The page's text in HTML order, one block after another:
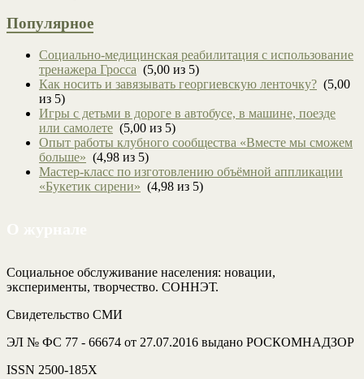
Популярное
Социально-медицинская реабилитация с использование
тренажера Гросса (5,00 из 5)
Как носить и завязывать георгиевскую ленточку? (5,00
из 5)
Игры с детьми в дороге в автобусе, в машине, поезде
или самолете (5,00 из 5)
Опыт работы клубного сообщества «Вместе мы сможем
больше» (4,98 из 5)
Мастер-класс по изготовлению объёмной аппликации
«Букетик сирени» (4,98 из 5)
Социальное обслуживание населения: новации,
эксперименты, творчество. СОННЭТ.
Свидетельство СМИ
ЭЛ № ФС 77 - 66674 от 27.07.2016 выдано РОСКОМНАДЗОР
ISSN 2500-185Х